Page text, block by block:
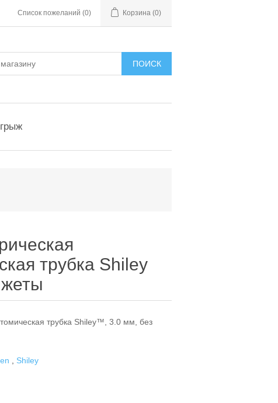
Список пожеланий (0) Корзина (0)
ПОИСК
трубка Shiley
трубка Shiley™, 3.0 мм, без
Shiley